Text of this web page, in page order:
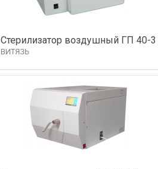
Стерилизатор воздушный ГП 40-3
ВИТЯЗЬ